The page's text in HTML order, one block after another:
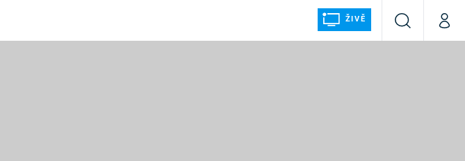
ŽIVĚ
VyhledáváníMůj